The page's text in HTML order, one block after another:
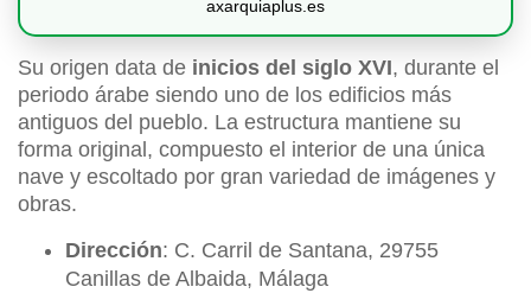
axarquiaplus.es
Su origen data de inicios del siglo XVI, durante el
periodo árabe siendo uno de los edificios más
antiguos del pueblo. La estructura mantiene su
forma original, compuesto el interior de una única
nave y escoltado por gran variedad de imágenes y
obras.
Dirección: C. Carril de Santana, 29755
Canillas de Albaida, Málaga